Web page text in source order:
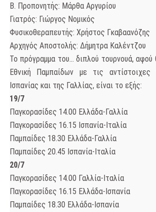
Β. Προπονητής: Μάρθα Αργυρίου
Γιατρός: Γιώργος Νομικός
Φυσικοθεραπευτής: Χρήστος Γκαβαανόζης
Αρχηγός Αποστολής: Δήμητρα Καλέντζου
Το πρόγραμμα του… διπλού τουρνουά, αφού
Εθνική Παμπαίδων με τις αντίστοιχες
Ισπανίας και της Γαλλίας, είναι το εξής:
19/7
Παγκορασίδες 14.00 Ελλάδα-Γαλλία
Παγκορασίδες 16.15 Ισπανία-Ιταλία
Παμπαίδες 18.30 Ελλάδα-Γαλλία
Παμπαίδες 20.45 Ισπανία-Ιταλία
20/7
Παγκορασίδες 14.00 Γαλλία-Ιταλία
Παγκορασίδες 16.15 Ελλάδα-Ισπανία
Παμπαίδες 18.30 Ελλάδα-Ισπανία